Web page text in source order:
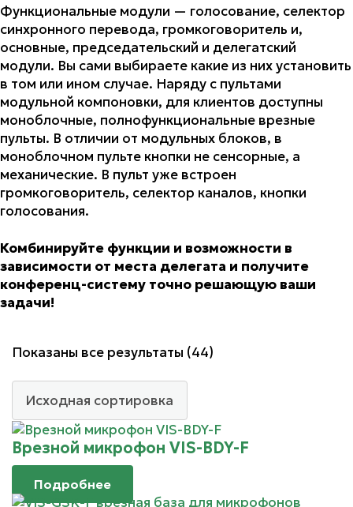
Функциональные модули — голосование, селектор
синхронного перевода, громкоговоритель и,
основные, председательский и делегатский
модули. Вы сами выбираете какие из них установить
в том или ином случае. Наряду с пультами
модульной компоновки, для клиентов доступны
моноблочные, полнофункциональные врезные
пульты. В отличии от модульных блоков, в
моноблочном пульте кнопки не сенсорные, а
механические. В пульт уже встроен
громкоговоритель, селектор каналов, кнопки
голосования.
Комбинируйте функции и возможности в
зависимости от места делегата и получите
конференц-систему точно решающую ваши
задачи!
Показаны все результаты (44)
Врезной микрофон VIS-BDY-F
Подробнее